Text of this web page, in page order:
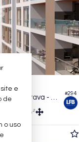
#1.265
m²
e
de
o uso